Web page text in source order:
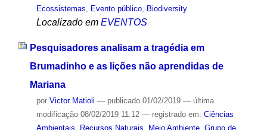
Ecossistemas
Evento público, Biodiversity
Localizado em EVENTOS
Pesquisadores analisam a tragédia em
Brumadinho e as lições não aprendidas de
Mariana
por Victor Matioli — publicado01/02/2019 — última
modificação08/02/2019 11:12 — registrado em: Ciências
Ambientais
Recursos Naturais Meio Ambiente, Grupo de